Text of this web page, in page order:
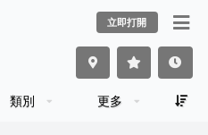
立即打開
類別 更多